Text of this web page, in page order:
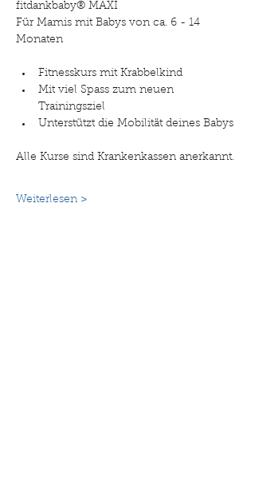
fitdankbaby® MAXI
Für Mamis mit Babys von ca. 6 - 14
Monaten
Fitnesskurs mit Krabbelkind
Mit viel Spass zum neuen
Trainingsziel
Unterstützt die Mobilität deines Babys
Alle Kurse sind Krankenkassen anerkannt.
Weiterlesen >